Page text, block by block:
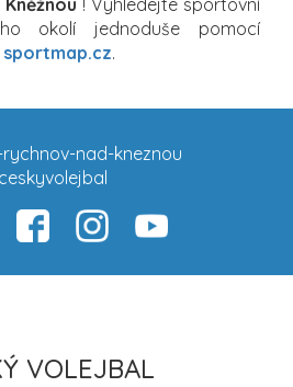
okolí jednoduše pomocí
sportmap.cz.
nad-kneznou
VOLEJBAL